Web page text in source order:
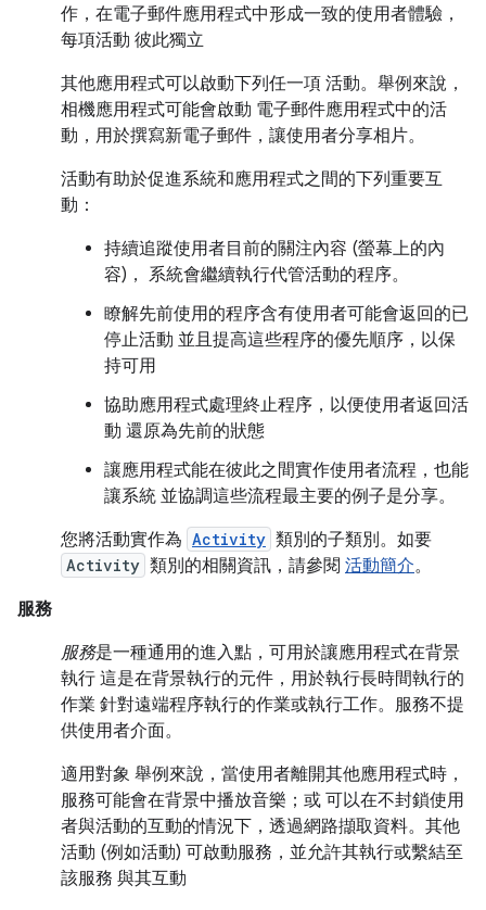
作，在電子郵件應用程式中形成一致的使用者體驗，
每項活動 彼此獨立
其他應用程式可以啟動下列任一項 活動。舉例來說，
相機應用程式可能會啟動 電子郵件應用程式中的活
動，用於撰寫新電子郵件，讓使用者分享相片。
活動有助於促進系統和應用程式之間的下列重要互
動：
持續追蹤使用者目前的關注內容 (螢幕上的內
容)， 系統會繼續執行代管活動的程序。
瞭解先前使用的程序含有使用者可能會返回的已
停止活動 並且提高這些程序的優先順序，以保
持可用
協助應用程式處理終止程序，以便使用者返回活
動 還原為先前的狀態
讓應用程式能在彼此之間實作使用者流程，也能
讓系統 並協調這些流程最主要的例子是分享。
您將活動實作為 Activity 類別的子類別。如要
Activity 類別的相關資訊，請參閱 活動簡介。
服務
服務是一種通用的進入點，可用於讓應用程式在背景
執行 這是在背景執行的元件，用於執行長時間執行的
作業 針對遠端程序執行的作業或執行工作。服務不提
供使用者介面。
適用對象 舉例來說，當使用者離開其他應用程式時，
服務可能會在背景中播放音樂；或 可以在不封鎖使用
者與活動的互動的情況下，透過網路擷取資料。其他
活動 (例如活動) 可啟動服務，並允許其執行或繫結至
該服務 與其互動